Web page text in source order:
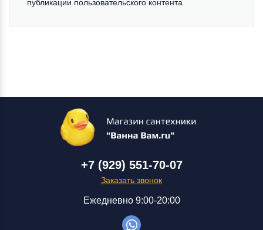
публикации пользовательского контента
+7 (929) 551-70-07
Заказать звонок
Ежедневно 9:00-20:00